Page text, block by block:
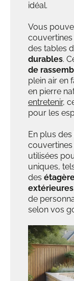
idéal.
Vous
des tables
durables.
de
plein air en
en pierre
entretenir,
pour les
En plus
utilisées
uniques,
des
extérieures
de
selon vos